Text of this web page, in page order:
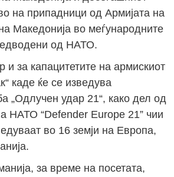
на припадници од Армијата на
Македонија во меѓународните
од НАТО.
и за капацитетите на армискиот
каде ќе се изведува
„Одлучен удар 21“, како дел од
НАТО “Defender Europe 21” чии
во 16 земји на Европа,
за време на посетата,